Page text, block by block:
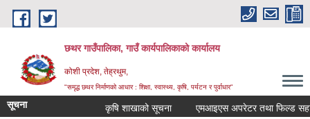
Skip to main content
छथर गाउँपालिका, गाउँ कार्यपालिकाको कार्यालय
कोशी प्रदेश, तेह्रथुम,
"समृद्ध छथर निर्माणको आधार : शिक्षा, स्वास्थ्य, कृषि, पर्यटन र पुर्वाधार”
सूचना कृषि शाखाको सूचना एमआइएस अपरेटर तथा फिल्ड